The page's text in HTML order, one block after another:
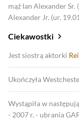
mąż Ian Alexander
Alexander Jr. (ur.
Ciekawostki
Jest siostrą aktorki
Ukończyła
Wystąpiła w
- 2007 r. - ubrania